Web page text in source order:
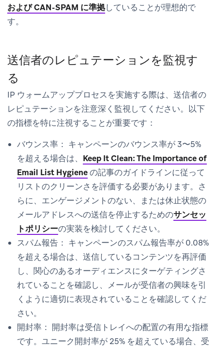
および CAN-SPAM に準拠していることが理想的で
す。
送信者のレピュテーションを監視す
る
IP ウォームアッププロセスを実施する際は、送信者の
レピュテーションを注意深く監視してください。以下
の指標を特に注視することが重要です：
バウンス率： キャンペーンのバウンス率が 3〜5%
を超える場合は、 Keep It Clean: The Importance of
Email List Hygieneの記事のガイドラインに従って
リストのクリーンさを評価する必要があります。さ
らに、エンゲージメントのない、または休止状態の
メールアドレスへの送信を停止するためのサンセッ
トポリシーの実装を検討してください。
スパム報告： キャンペーンのスパム報告率が 0.08%
を超える場合は、送信しているコンテンツを再評価
し、関心のあるオーディエンスにターゲティングさ
れていることを確認し、メールが受信者の興味を引
くように適切に表現されていることを確認してくだ
さい。
開封率： 開封率は受信トレイへの配置の有用な指標
です。ユニーク開封率が 25% を超えている場合、受